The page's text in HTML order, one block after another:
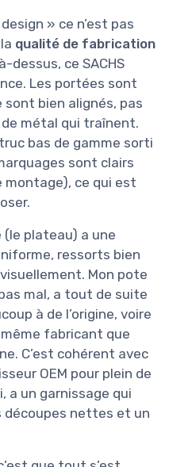
» ce n’est pas
qualité de fabrication
dessus, ce SACHS
Les portées sont
sont bien alignés, pas
métal qui traînent.
bas de gamme sorti
sont clairs
montage), ce qui est
(le plateau) a une
ressorts bien
Mon pote
mal, a tout de suite
à de l’origine, voire
fabricant que
C’est cohérent avec
OEM pour plein de
a un garnissage qui
découpes nettes et un